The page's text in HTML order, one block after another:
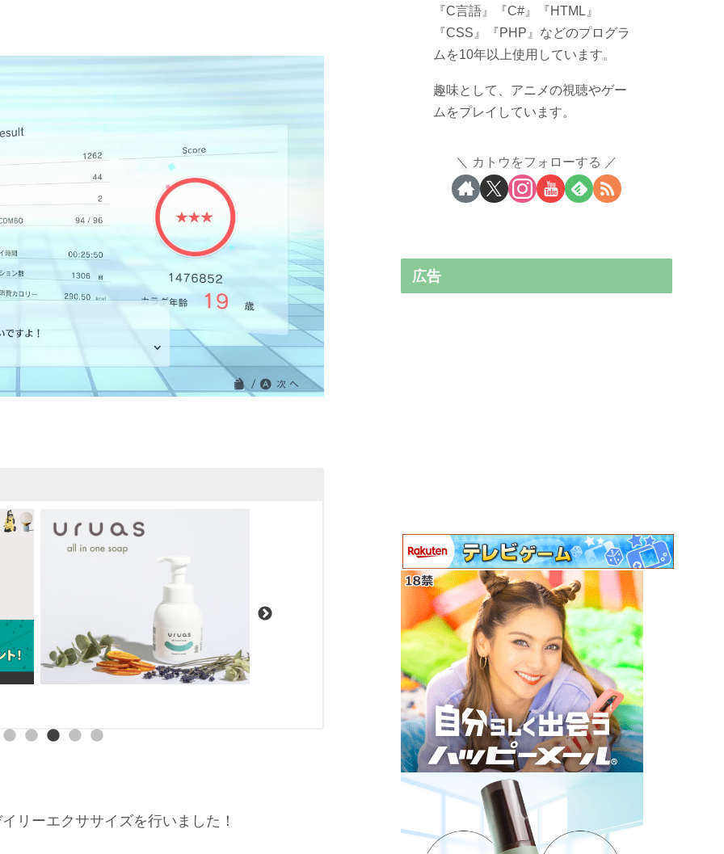
リーエクササイズを行いました！
『C言語』『C#』『HTML』
『CSS』『PHP』などのプログラ
ムを10年以上使用しています。
趣味として、アニメの視聴やゲー
ムをプレイしています。
カトウをフォローする
広告